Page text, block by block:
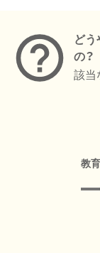
ど
の？
該当
教育